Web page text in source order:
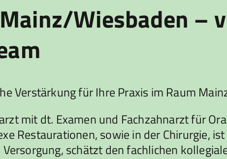
Wiesbaden –
Verstärkung für Ihre Praxis im Raum
mit dt. Examen und Fachzahnarzt für
Restaurationen, sowie in der Chirurgie,
schätzt den fachlichen